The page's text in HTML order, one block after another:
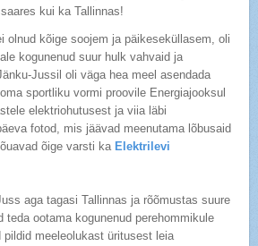
kui ka Tallinnas!
olnud kõige soojem ja päikeseküllasem, oli
kogunenud suur hulk vahvaid ja
Jussil oli väga hea meel asendada
sportliku vormi proovile Energiajooksul
elektriohutusest ja viia läbi
fotod, mis jäävad meenutama lõbusaid
õige varsti ka Elektrilevi
aga tagasi Tallinnas ja rõõmustas suure
teda ootama kogunenud perehommikule
pildid meeleolukast üritusest leia